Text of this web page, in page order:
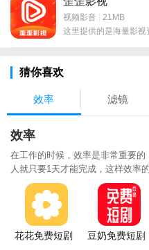
视频影音 | 21MB
这里提供的是海量影视
猜你喜欢
效率 滤镜
效率
在工作的时候，效率是非常重要
人就只要1天才能完成，这样效率
花花免费短剧 豆奶免费短剧